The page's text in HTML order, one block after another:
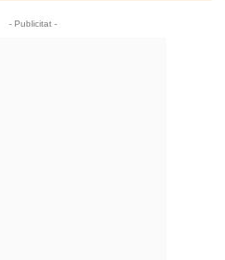
- Publicitat -